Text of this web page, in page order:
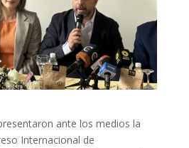
ante los medios la
Internacional de